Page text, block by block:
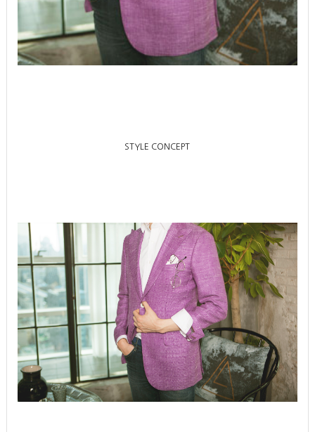
STYLE CONCEPT